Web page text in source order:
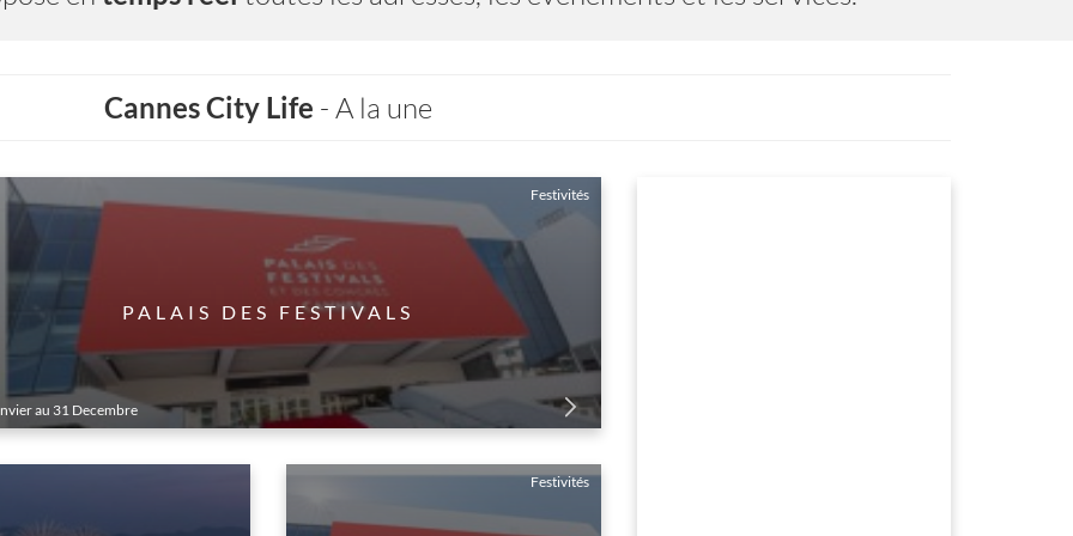
Cannes City Life - A la une
Festivités
PALAIS DES FESTIVALS
au 31 Decembre
‹›
Festivités